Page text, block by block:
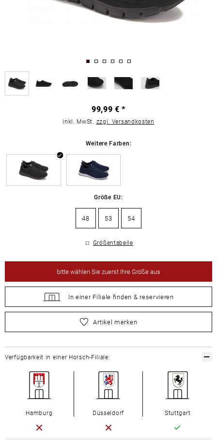
99,99 € *
inkl. MwSt. zzgl. Versandkosten
Weitere Farben:
Größe EU:
48 53 54
Größentabelle
bittewählen Sie zuerst Ihre Größe aus
In einer Filiale finden & reservieren
wählen Sie zuerst Ihre Größe aus
Artikel merken
Verfügbarkeit in einer Horsch-Filiale:
Hamburg Düsseldorf Stuttgart